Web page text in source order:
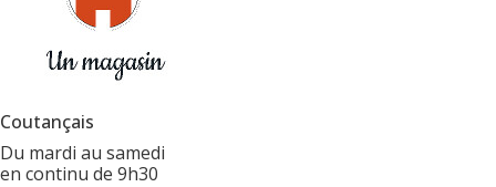
Coutançais
Du mardi au samedi
en continu de 9h30